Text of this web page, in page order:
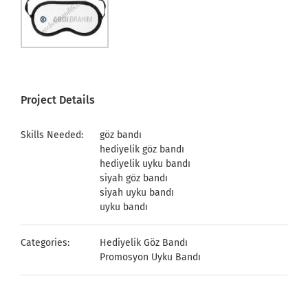
Project Details
Skills Needed:
göz bandı
hediyelik göz bandı
hediyelik uyku bandı
siyah göz bandı
siyah uyku bandı
uyku bandı
Categories:
Hediyelik Göz Bandı
Promosyon Uyku Bandı